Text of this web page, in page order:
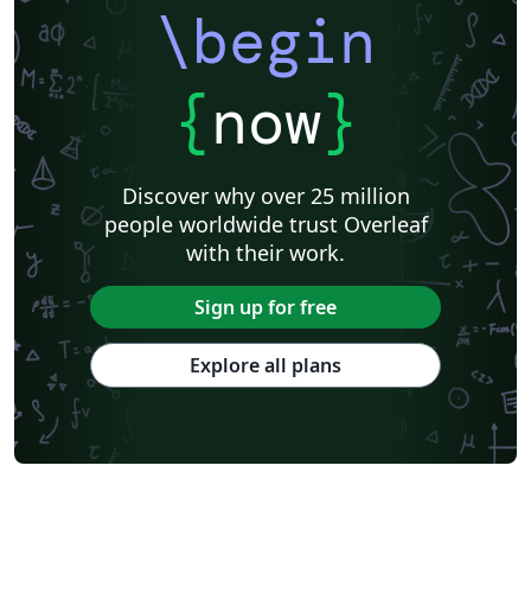
\begin
{now}
Discover why over 25 million
people worldwide trust Overleaf
with their work.
Sign up for free
Explore all plans